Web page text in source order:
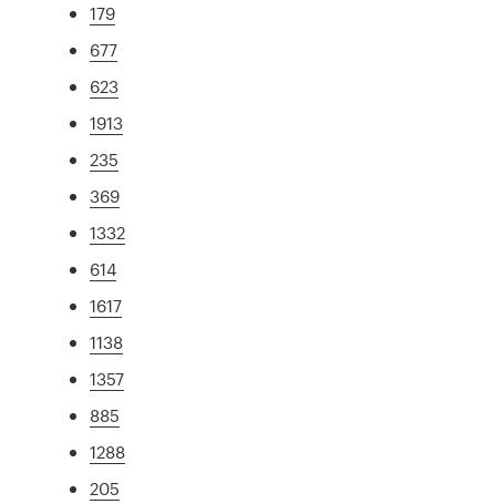
179
677
623
1913
235
369
1332
614
1617
1138
1357
885
1288
205